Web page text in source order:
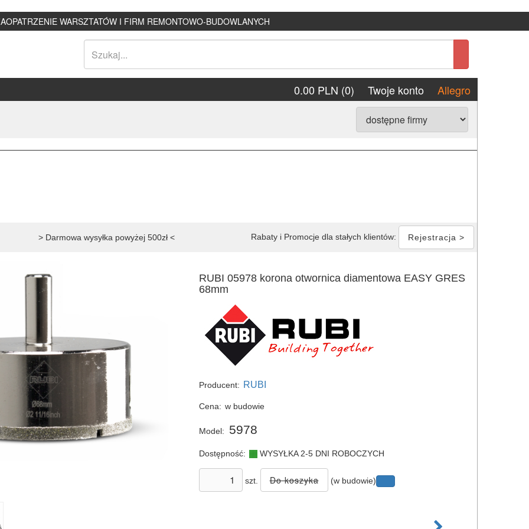
WARSZTATÓW I FIRM REMONTOWO-BUDOWLANYCH
0.00 PLN (0) Twoje konto Allegro
> Darmowa wysyłka powyżej 500zł < Rabaty i Promocje dla stałych klientów: Rejestracja >
RUBI 05978 korona otwornica diamentowa EASY GRES
68mm
Producent: RUBI
Cena: w budowie
Model: 5978
Dostępność: WYSYŁKA 2-5 DNI ROBOCZYCH
szt. (w budowie)